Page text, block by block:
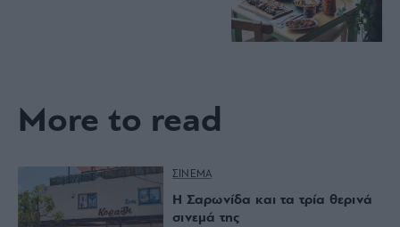
More to read
ΣΙΝΕΜΑ
Η Σαρωνίδα και τα τρία θερινά
σινεμά της